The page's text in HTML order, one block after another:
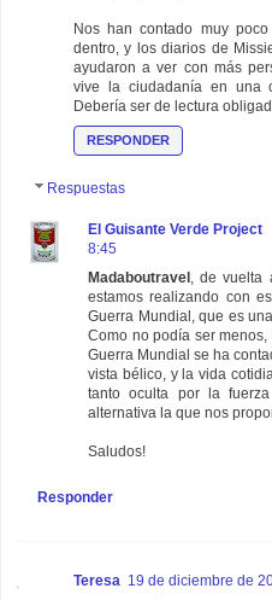
Nos han contado muy
dentro, y los diarios de
ayudaron a ver con más
vive la ciudadanía en una
Debería ser de lectura
RESPONDER
Respuestas
El Guisante Verde Project
8:45
Madaboutravel , de vuelta
estamos realizando con
Guerra Mundial, que es
Como no podía ser menos,
Guerra Mundial se ha
vista bélico, y la vida
tanto oculta por la
alternativa la que nos
Saludos!
Responder
Teresa 19 de diciembre de